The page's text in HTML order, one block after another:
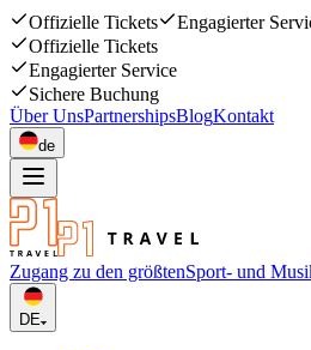
Offizielle Tickets Engagierter
Offizielle Tickets
Engagierter Service
Sichere Buchung
Über UnsPartnershipsBlogKontakt
de
Zugang zu den größtenSport- und
DE